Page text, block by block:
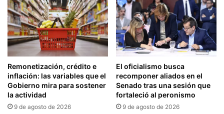
Remonetización, crédito e
inflación: las variables que el
Gobierno mira para sostener
la actividad
9 de agosto de 2026
El oficialismo busca
recomponer aliados en el
Senado tras una sesión que
fortaleció al peronismo
9 de agosto de 2026